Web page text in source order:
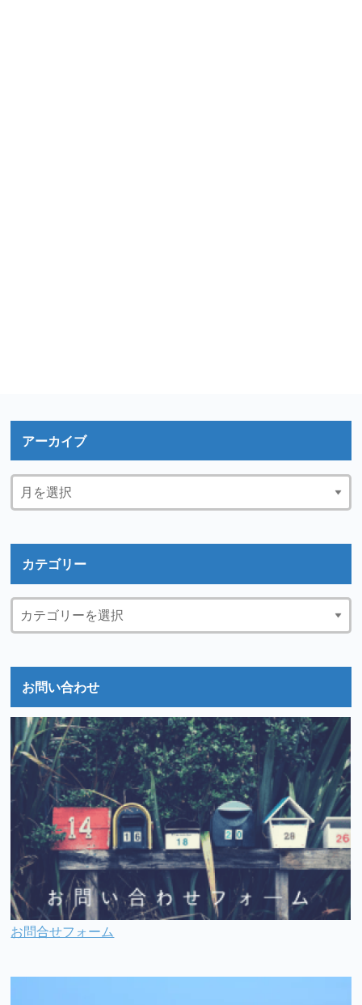
アーカイブ
カテゴリー
お問い合わせ
お問合せフォーム